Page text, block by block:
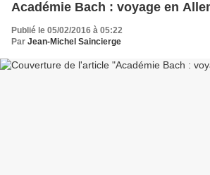
Académie Bach : voyage en
Publié le 05/02/2016 à 05:22
Par Jean-Michel Saincierge